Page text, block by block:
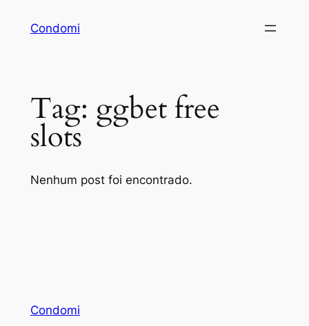
Condomi
Tag: ggbet free
slots
Nenhum post foi encontrado.
Condomi